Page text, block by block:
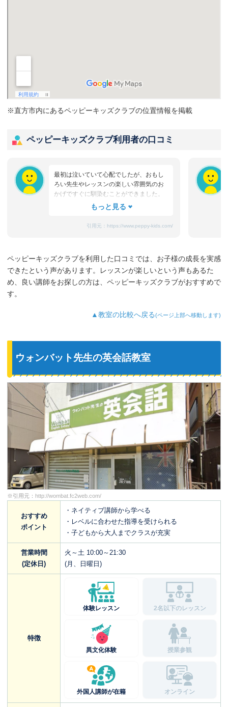
※直方市内にあるペッピーキッズクラブの位置情報を掲載
ペッピーキッズクラブ利用者の口コミ
最初は泣いていて心配でしたが、おもし
ろい先生やレッスンの楽しい雰囲気のお
かげですぐに馴染むことができました。
たまにママと離れるときに嫌がることも
れ、お迎えのときはいつも笑顔です。
3歳児を飽きさせない充実したレッスンだ
と思います。うちの子は特に歌やダンス
が好きなようで、よく「Hello～♪」と歌
ど、色んなものを英語で教えてくれるよ
うになり、英語が身についてきているの
引用元： https://www.peppy-kids.com/
ペッピーキッズクラブを利用した口コミでは、お子様の成長を実感
できたという声があります。レッスンが楽しいという声もあるた
め、良い講師をお探しの方は、ペッピーキッズクラブがおすすめで
す。
▲教室の比較へ戻る(ページ上部へ移動します)
ウォンバット先生の英会話教室
※引用元： http://wombat.fc2web.com/
おすすめ
ポイント
・ネイティブ講師から学べる
・レベルに合わせた指導を受けられる
・子どもから大人までクラスが充実
営業時間
(定休日)
火～土 10:00～21:30
(月、日曜日)
特徴
体験レッスン 2名以下のレッスン
異文化体験 授業参観
外国人講師が在籍 オンライン